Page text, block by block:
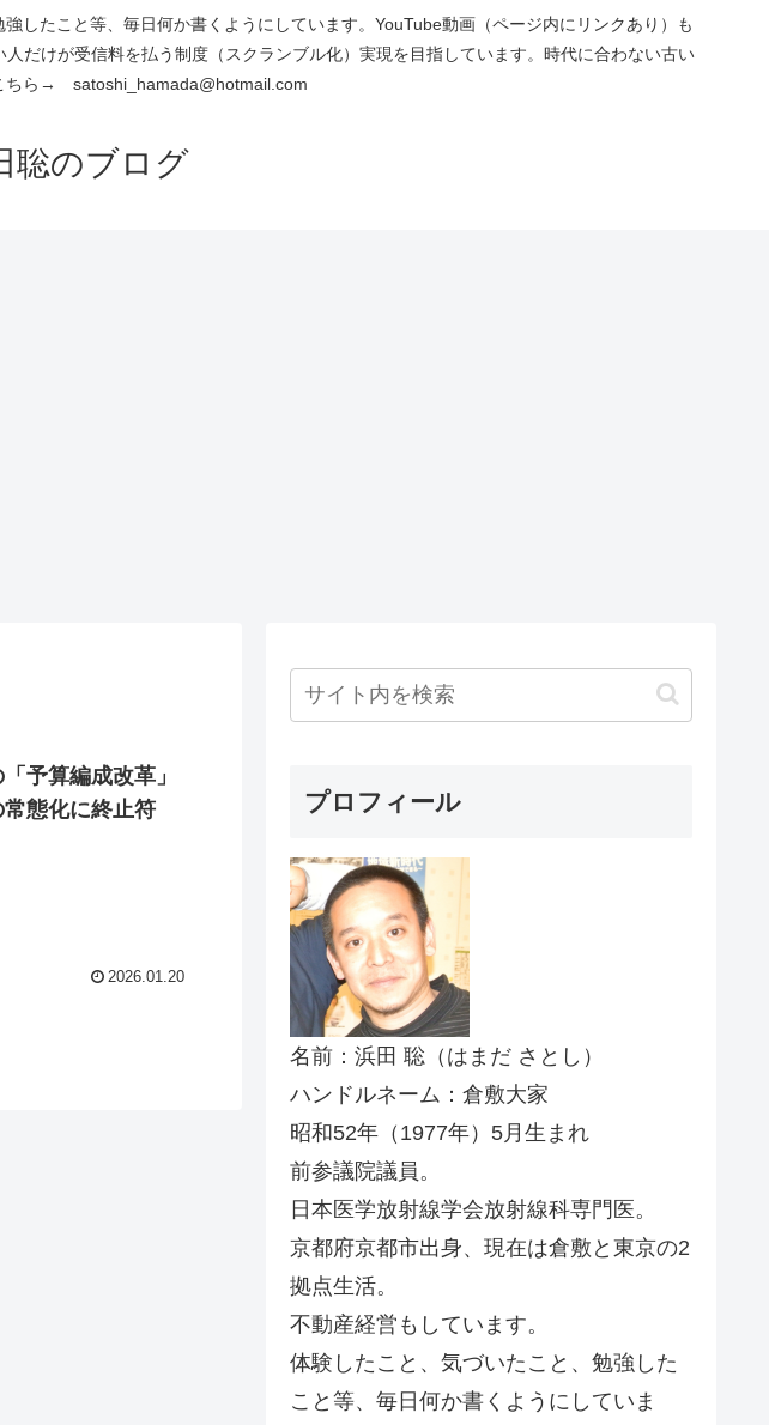
したこと等、毎日何か書くようにしています。YouTube動画（ページ内にリンクあり）も
だけが受信料を払う制度（スクランブル化）実現を目指しています。時代に合わない古い
ちら→ satoshi_hamada@hotmail.com
聡のブログ
予算編成改革」
態化に終止符
2026.01.20
プロフィール
名前：浜田 聡（はまだ さとし）
ハンドルネーム：倉敷大家
昭和52年（1977年）5月生まれ
前参議院議員。
日本医学放射線学会放射線科専門医。
京都府京都市出身、現在は倉敷と東京の2
拠点生活。
不動産経営もしています。
体験したこと、気づいたこと、勉強した
こと等、毎日何か書くようにしていま